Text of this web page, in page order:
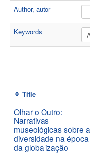
Author, autor
Keywords
Title
Olhar o Outro:
Narrativas
museológicas sobre a
diversidade na época
da globalização